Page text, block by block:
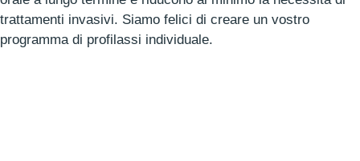
trattamenti invasivi. Siamo felici di creare un vostro
programma di profilassi individuale.